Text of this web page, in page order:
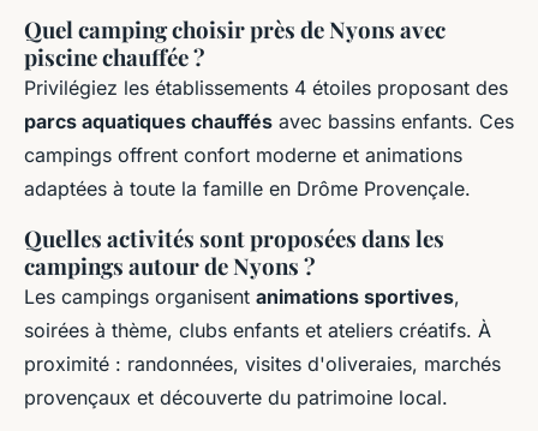
Quel camping choisir près de Nyons avec
piscine chauffée ?
Privilégiez les établissements 4 étoiles proposant des
parcs aquatiques chauffés avec bassins enfants. Ces
campings offrent confort moderne et animations
adaptées à toute la famille en Drôme Provençale.
Quelles activités sont proposées dans les
campings autour de Nyons ?
Les campings organisent animations sportives,
soirées à thème, clubs enfants et ateliers créatifs. À
proximité : randonnées, visites d'oliveraies, marchés
provençaux et découverte du patrimoine local.